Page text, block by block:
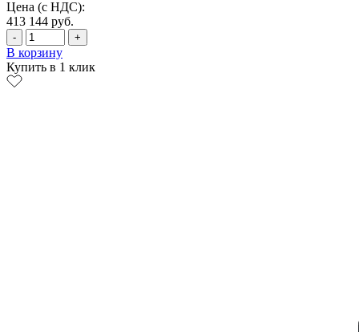
Цена (с НДС):
413 144 руб.
- +
В корзину
Купить в 1 клик